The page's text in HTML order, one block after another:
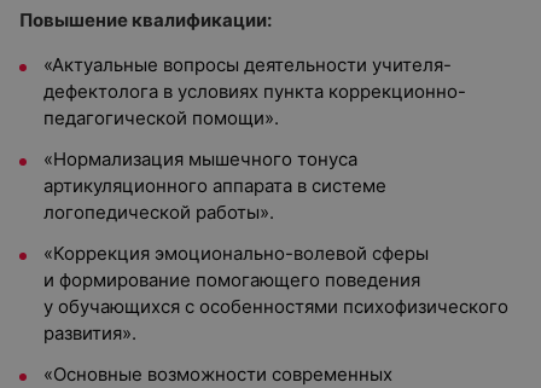
Повышение квалификации:
«Актуальные вопросы деятельности учителя-
дефектолога в условиях пункта коррекционно-
педагогической помощи».
«Нормализация мышечного тонуса
артикуляционного аппарата в системе
логопедической работы».
«Коррекция эмоционально-волевой сферы
и формирование помогающего поведения
у обучающихся с особенностями психофизического
развития».
«Основные возможности современных